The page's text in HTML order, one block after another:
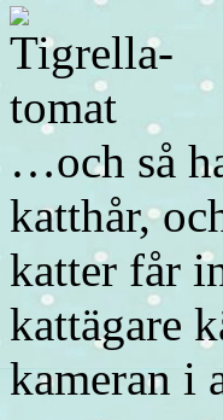
…och så
katthår,
katter får
kattägare
kameran i